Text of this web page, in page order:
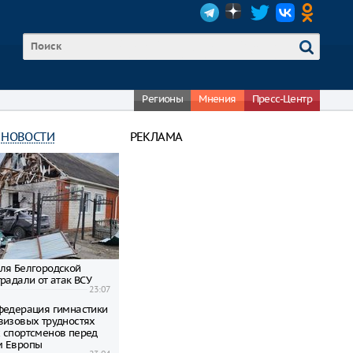
Регионы Мнения Пресс-Центр
Белгородской
от атак ВСУ
23:07
гимнастики
трудностях
перед
Европы
РЕКЛАМА